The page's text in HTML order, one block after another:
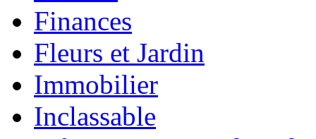
Finances
Fleurs et Jardin
Immobilier
Inclassable